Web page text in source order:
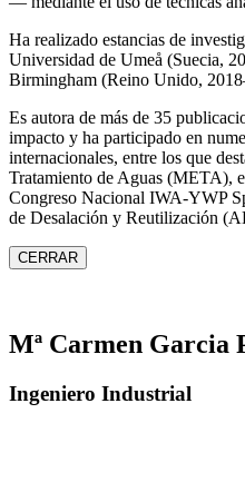
Ha realizado estancias de
Universidad de Umeå (Suecia,
Birmingham (Reino Unido,
Es autora de más de 35
impacto y ha participado en
internacionales, entre los que
Tratamiento de Aguas (META),
Congreso Nacional IWA‑YWP
de Desalación y Reutilización
CERRAR
Mª Carmen Garcia
Ingeniero Industrial